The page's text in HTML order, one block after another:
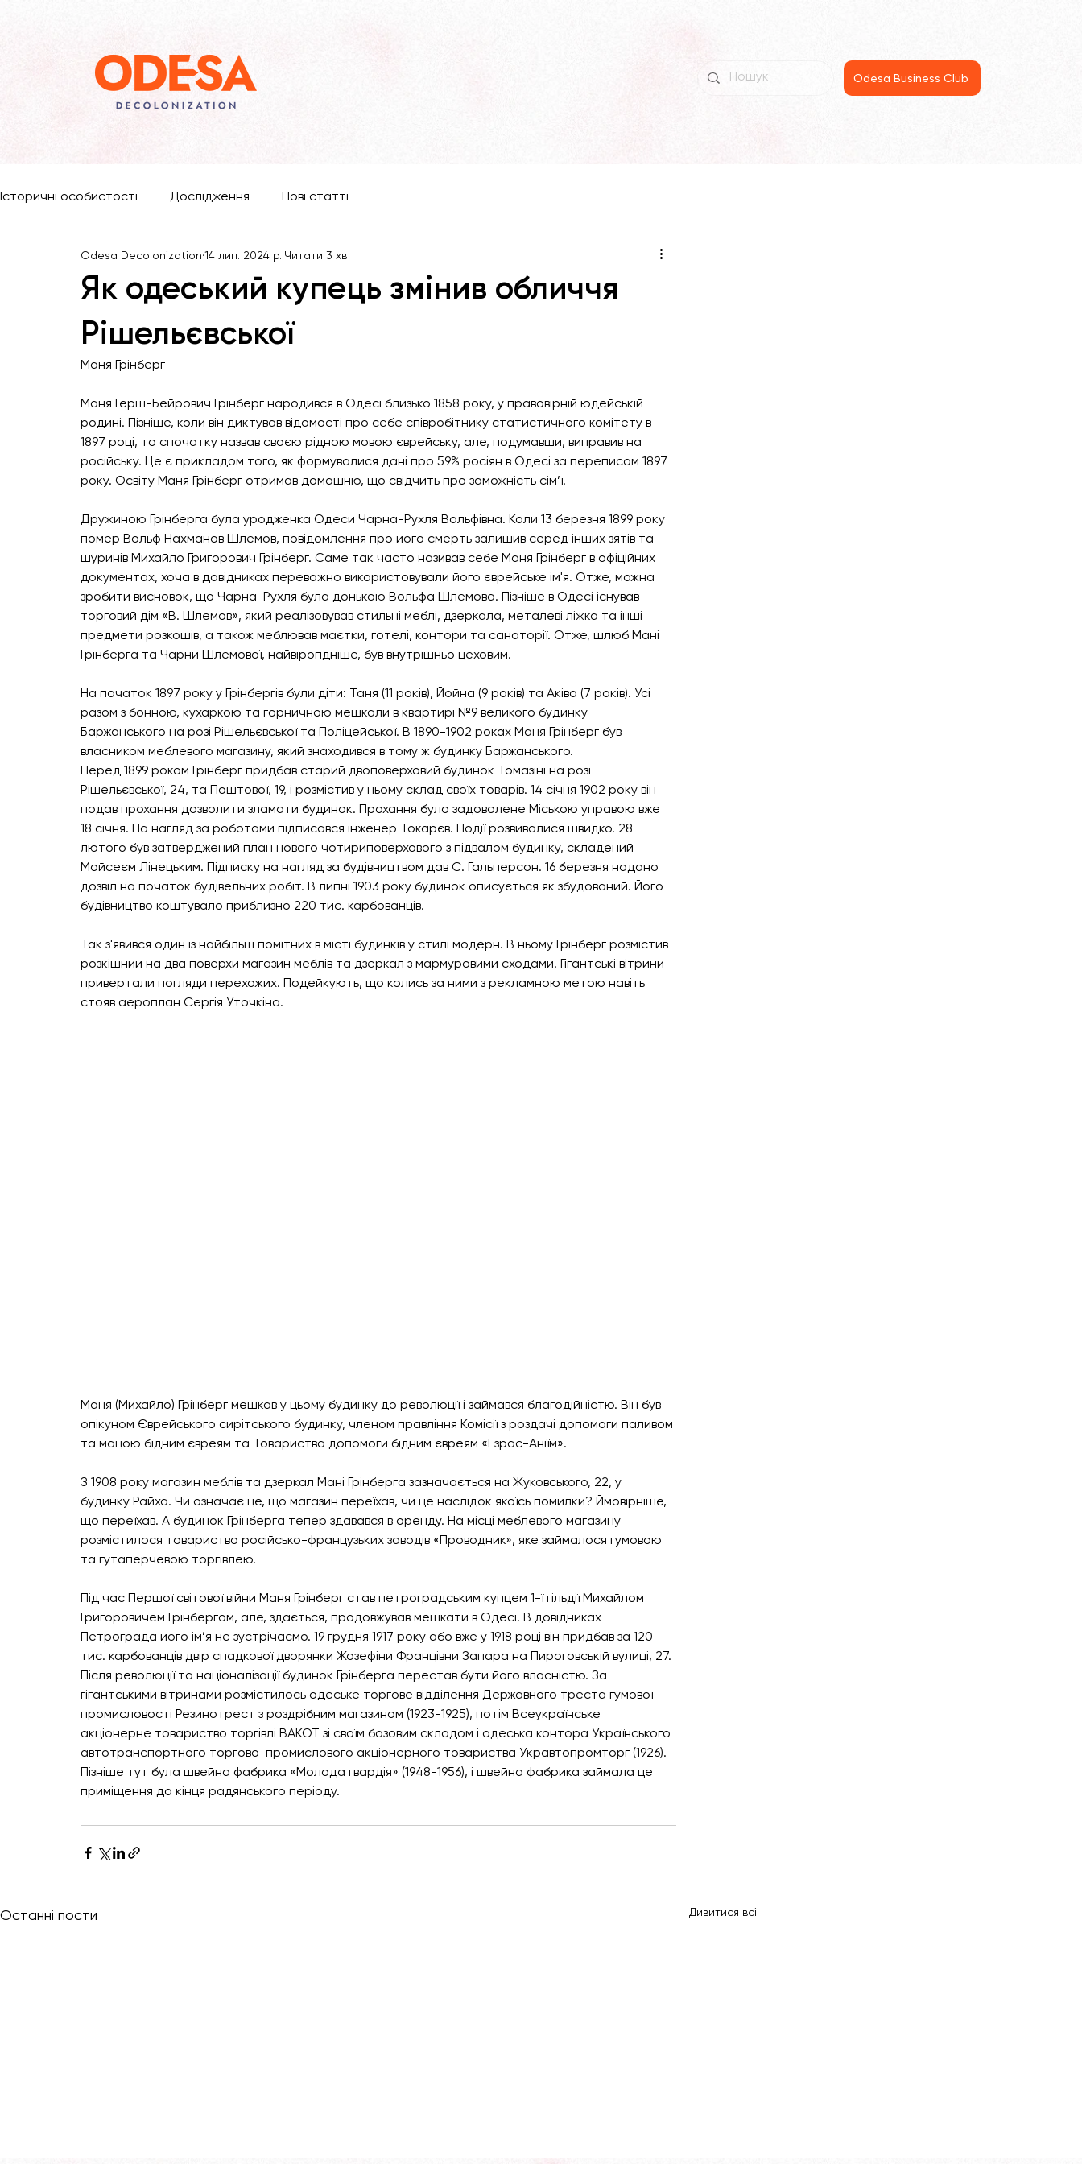
Odesa Business Club
Історичні особистості Дослідження Нові статті
Як одеський купець змінив обличчя
Рішельєвської
Odesa Decolonization 14 лип. 2024 р. Читати 3 хв
Маня Грінберг
Маня Герш-Бейрович Грінберг народився в Одесі близько 1858 року, у правовірній юдейській
родині. Пізніше, коли він диктував відомості про себе співробітнику статистичного комітету в
1897 році, то спочатку назвав своєю рідною мовою єврейську, але, подумавши, виправив на
російську. Це є прикладом того, як формувалися дані про 59% росіян в Одесі за переписом 1897
року. Освіту Маня Грінберг отримав домашню, що свідчить про заможність сім’ї.
Дружиною Грінберга була уродженка Одеси Чарна-Рухля Вольфівна. Коли 13 березня 1899 року
помер Вольф Нахманов Шлемов, повідомлення про його смерть залишив серед інших зятів та
шуринів Михайло Григорович Грінберг. Саме так часто називав себе Маня Грінберг в офіційних
документах, хоча в довідниках переважно використовували його єврейське ім'я. Отже, можна
зробити висновок, що Чарна-Рухля була донькою Вольфа Шлемова. Пізніше в Одесі існував
торговий дім «В. Шлемов», який реалізовував стильні меблі, дзеркала, металеві ліжка та інші
предмети розкошів, а також меблював маєтки, готелі, контори та санаторії. Отже, шлюб Мані
Грінберга та Чарни Шлемової, найвірогідніше, був внутрішньо цеховим.
На початок 1897 року у Грінбергів були діти: Таня (11 років), Йойна (9 років) та Аківа (7 років). Усі
разом з бонною, кухаркою та горничною мешкали в квартирі №9 великого будинку
Баржанського на розі Рішельєвської та Поліцейської. В 1890-1902 роках Маня Грінберг був
власником меблевого магазину, який знаходився в тому ж будинку Баржанського.
Перед 1899 роком Грінберг придбав старий двоповерховий будинок Томазіні на розі
Рішельєвської, 24, та Поштової, 19, і розмістив у ньому склад своїх товарів. 14 січня 1902 року він
подав прохання дозволити зламати будинок. Прохання було задоволене Міською управою вже
18 січня. На нагляд за роботами підписався інженер Токарєв. Події розвивалися швидко. 28
лютого був затверджений план нового чотириповерхового з підвалом будинку, складений
Мойсеєм Лінецьким. Підписку на нагляд за будівництвом дав С. Гальперсон. 16 березня надано
дозвіл на початок будівельних робіт. В липні 1903 року будинок описується як збудований. Його
будівництво коштувало приблизно 220 тис. карбованців.
Так з'явився один із найбільш помітних в місті будинків у стилі модерн. В ньому Грінберг розмістив
розкішний на два поверхи магазин меблів та дзеркал з мармуровими сходами. Гігантські вітрини
привертали погляди перехожих. Подейкують, що колись за ними з рекламною метою навіть
стояв аероплан Сергія Уточкіна.
Маня (Михайло) Грінберг мешкав у цьому будинку до революції і займався благодійністю. Він був
опікуном Єврейського сирітського будинку, членом правління Комісії з роздачі допомоги паливом
та мацою бідним євреям та Товариства допомоги бідним євреям «Езрас-Аніїм».
З 1908 року магазин меблів та дзеркал Мані Грінберга зазначається на Жуковського, 22, у
будинку Райха. Чи означає це, що магазин переїхав, чи це наслідок якоїсь помилки? Ймовірніше,
що переїхав. А будинок Грінберга тепер здавався в оренду. На місці меблевого магазину
розмістилося товариство російсько-французьких заводів «Проводник», яке займалося гумовою
та гутаперчевою торгівлею.
Під час Першої світової війни Маня Грінберг став петроградським купцем 1-ї гільдії Михайлом
Григоровичем Грінбергом, але, здається, продовжував мешкати в Одесі. В довідниках
Петрограда його ім’я не зустрічаємо. 19 грудня 1917 року або вже у 1918 році він придбав за 120
тис. карбованців двір спадкової дворянки Жозефіни Францівни Запара на Пироговській вулиці, 27.
Після революції та націоналізації будинок Грінберга перестав бути його власністю. За
гігантськими вітринами розмістилось одеське торгове відділення Державного треста гумової
промисловості Резинотрест з роздрібним магазином (1923-1925), потім Всеукраїнське
акціонерне товариство торгівлі ВАКОТ зі своїм базовим складом і одеська контора Українського
автотранспортного торгово-промислового акціонерного товариства Укравтопромторг (1926).
Пізніше тут була швейна фабрика «Молода гвардія» (1948-1956), і швейна фабрика займала це
приміщення до кінця радянського періоду.
Останні пости Дивитися всі